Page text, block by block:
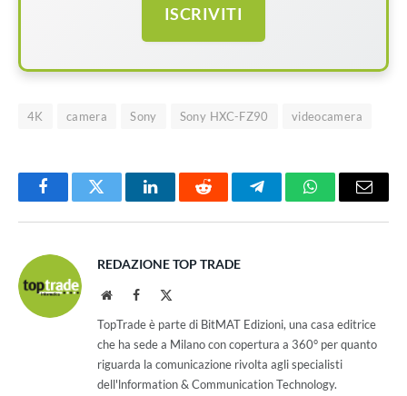
ISCRIVITI
4K camera Sony Sony HXC-FZ90 videocamera
FacebookTwitter LinkedInReddit TelegramWhatsAppEmail
REDAZIONE TOP TRADE
WebsiteFacebook
TopTrade è parte di BitMAT Edizioni, una casa editrice
che ha sede a Milano con copertura a 360° per quanto
riguarda la comunicazione rivolta agli specialisti
dell'lnformation & Communication Technology.